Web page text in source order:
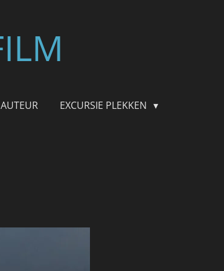
AUTEUR
EXCURSIE PLEKKEN